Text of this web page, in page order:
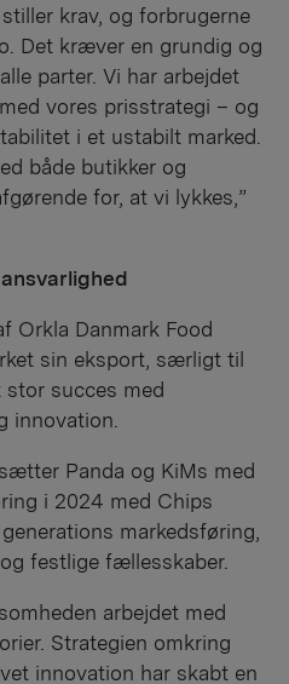
krav, og forbrugerne
Det kræver en grundig og
parter. Vi har arbejdet
vores prisstrategi – og
i et ustabilt marked.
både butikker og
for, at vi lykkes,”
Orkla Danmark Food
sin eksport, særligt til
succes med
innovation.
Panda og KiMs med
i 2024 med Chips
markedsføring,
festlige fællesskaber.
arbejdet med
Strategien omkring
innovation har skabt en